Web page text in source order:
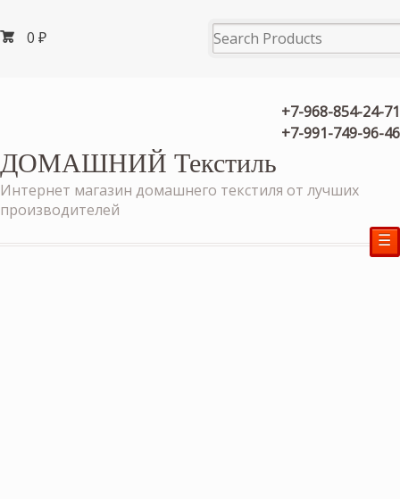
0 ₽
+7-968-854-24-71
+7-991-749-96-46
ДОМАШНИЙ Текстиль
Интернет магазин домашнего текстиля от лучших
производителей
☰